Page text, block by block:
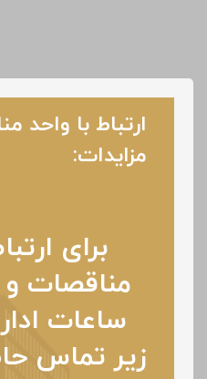
ارتباط با واحد
مزایدات:
برای
مناقصات و
ساعات
زیر تماس